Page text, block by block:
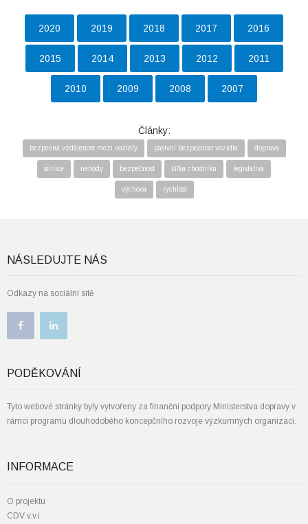
2020 2019 2018 2017 2016
2015 2014 2013 2012 2011
2010 2009 2008 2007
Články:
bezpečná vzdálenost mezi vozidly pasivní bezpečnost vozidla doprava
silnice nehody bezpečnost šířka chodníku legislativa
výchova rychlost
NÁSLEDUJTE NÁS
Odkazy na sociální sítě
PODĚKOVÁNÍ
Tyto webové stránky byly vytvořeny za finanční podpory Ministerstva dopravy v
rámci programu dlouhodobého koncepčního rozvoje výzkumných organizací.
INFORMACE
O projektu
CDV v.v.i.